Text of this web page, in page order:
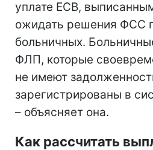
уплате ЕСВ,
ожидать решения ФСС
больничных.
ФЛП, которые
не имеют
зарегистрированы в
– объясняет она.
Как рассчитать